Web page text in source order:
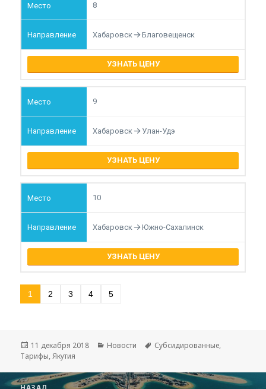
8
Хабаровск Благовещенск
УЗНАТЬ ЦЕНУ
9
Хабаровск Улан-Удэ
УЗНАТЬ ЦЕНУ
10
Хабаровск Южно-Сахалинск
УЗНАТЬ ЦЕНУ
1 2 3 4 5
Опубликовано
11 декабря 2018 Рубрики
Новости Метки
Субсидированные,
Тарифы,Якутия
Навигация